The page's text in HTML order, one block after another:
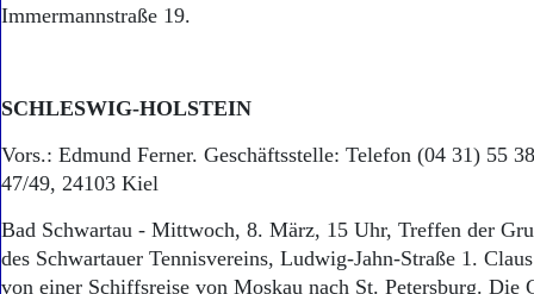
Immermannstraße 19.
SCHLESWIG-HOLSTEIN
Vors.: Edmund Ferner. Geschäftsstelle: Telefon (04 31) 55
47/49, 24103 Kiel
Bad Schwartau - Mittwoch, 8. März, 15 Uhr, Treffen der
des Schwartauer Tennisvereins, Ludwig-Jahn-Straße 1.
von einer Schiffsreise von Moskau nach St. Petersburg. Die